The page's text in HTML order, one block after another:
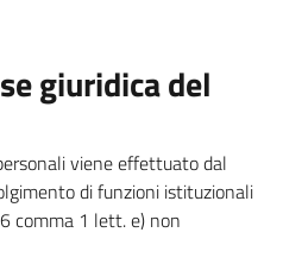
giuridica del
viene effettuato dal
di funzioni istituzionali
comma 1 lett. e) non